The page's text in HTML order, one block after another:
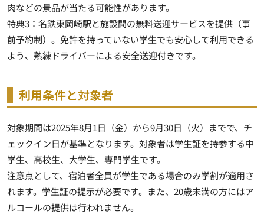
肉などの景品が当たる可能性があります。
特典3：名鉄東岡崎駅と施設間の無料送迎サービスを提供（事
前予約制）。免許を持っていない学生でも安心して利用できる
よう、熟練ドライバーによる安全送迎付きです。
利用条件と対象者
対象期間は2025年8月1日（金）から9月30日（火）までで、チ
ェックイン日が基準となります。対象者は学生証を持参する中
学生、高校生、大学生、専門学生です。
注意点として、宿泊者全員が学生である場合のみ学割が適用さ
れます。学生証の提示が必要です。また、20歳未満の方にはア
ルコールの提供は行われません。